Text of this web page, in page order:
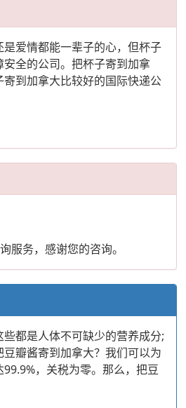
爱情都能一辈子的心，但杯子
全的公司。把杯子寄到加拿
到加拿大比较好的国际快递公
务，感谢您的咨询。
都是人体不可缺少的营养成分;
瓣酱寄到加拿大？我们可以为
，关税为零。那么，把豆